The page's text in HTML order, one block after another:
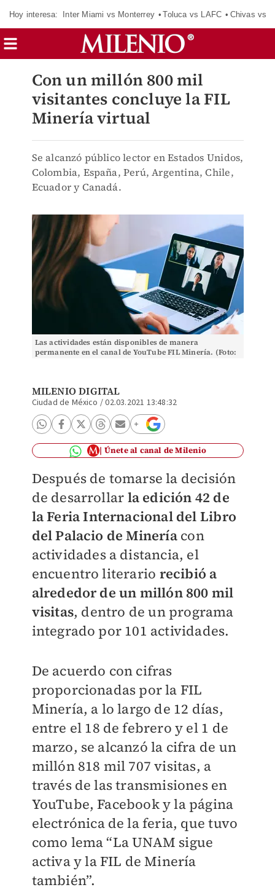
Hoy interesa: Inter Miami vs Monterrey Toluca vs LAFC Chivas vs
Con un millón 800 mil
visitantes concluye la FIL
Minería virtual
Se alcanzó público lector en Estados Unidos,
Colombia, España, Perú, Argentina, Chile,
Ecuador y Canadá.
Las actividades están disponibles de manera
permanente en el canal de YouTube FIL Minería. (Foto:
MILENIO DIGITAL
Ciudad de México /02.03.2021 13:48:32
Únete al canal de Milenio
Después de tomarse la decisión
de desarrollar la edición 42 de
la Feria Internacional del Libro
del Palacio de Mineríacon
actividades a distancia, el
encuentro literario recibió a
alrededor de un millón 800 mil
visitas, dentro de un programa
integrado por 101 actividades.
De acuerdo con cifras
proporcionadas por la FIL
Minería, a lo largo de 12 días,
entre el 18 de febrero y el 1 de
marzo, se alcanzó la cifra de un
millón 818 mil 707 visitas, a
través de las transmisiones en
YouTube, Facebook y la página
electrónica de la feria, que tuvo
como lema “La UNAM sigue
activa y la FIL de Minería
también”.